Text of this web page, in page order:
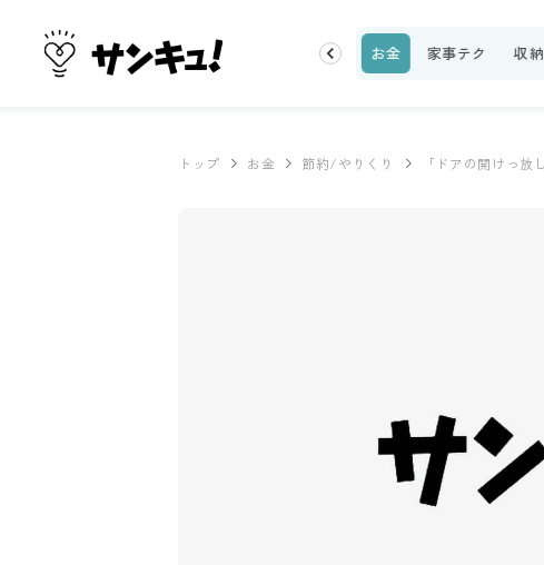
レシピ 話題 トップ 新着 ランキング お金 家事テク 収
トップ お金 節約/やりくり 「ドアの開けっ